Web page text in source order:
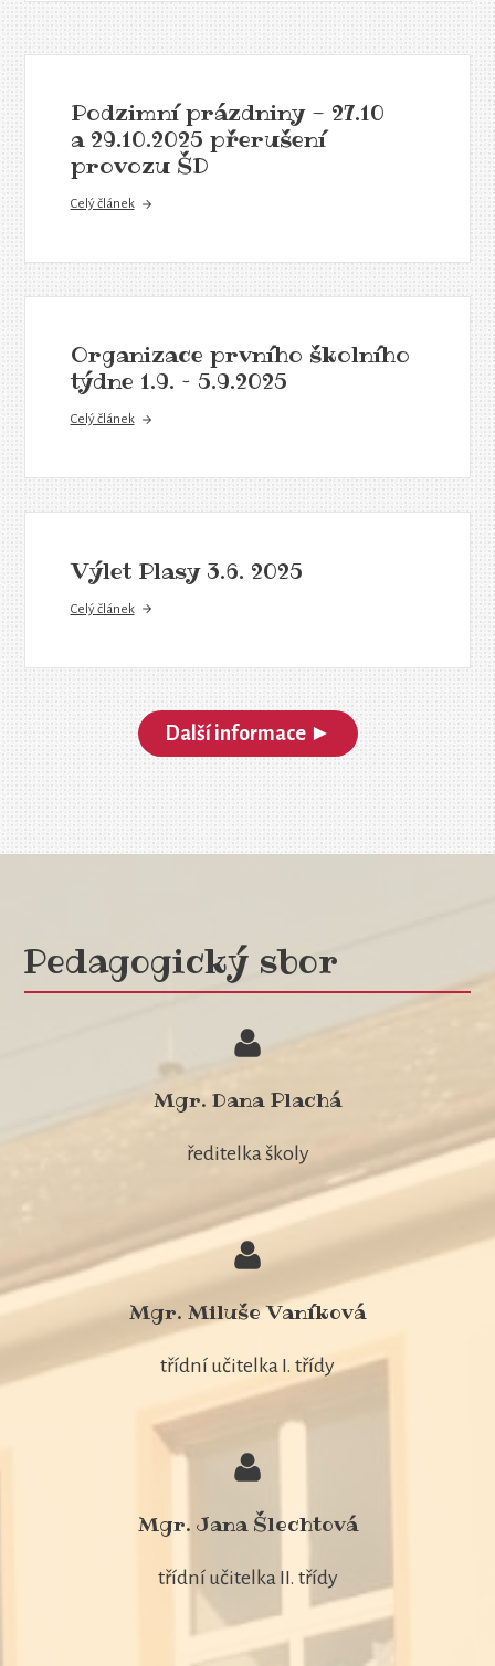
Podzimní prázdniny - 27.10
a 29.10.2025 přerušení
provozu ŠD
Celý článek
Organizace prvního školního
týdne 1.9. – 5.9.2025
Celý článek
Výlet Plasy 3.6. 2025
Celý článek
Další informace ►
Pedagogický sbor
Mgr. Dana Plachá
ředitelka školy
Mgr. Miluše Vaníková
třídní učitelka I. třídy
Mgr. Jana Šlechtová
třídní učitelka II. třídy